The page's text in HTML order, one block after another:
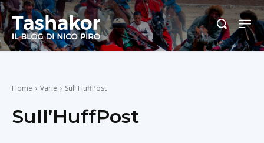
Home Varie Sull'HuffPost
Sull’HuffPost